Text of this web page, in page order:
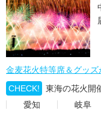
金麦花火特等席＆グッズ
CHECK!
東海の花火開
愛知
岐阜